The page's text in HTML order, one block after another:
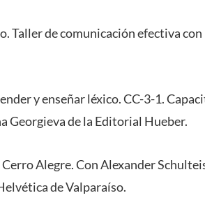
Taller de comunicación efectiva
y enseñar léxico. CC-3-1.
Georgieva de la Editorial Hueber.
Alegre. Con Alexander
de Valparaíso.